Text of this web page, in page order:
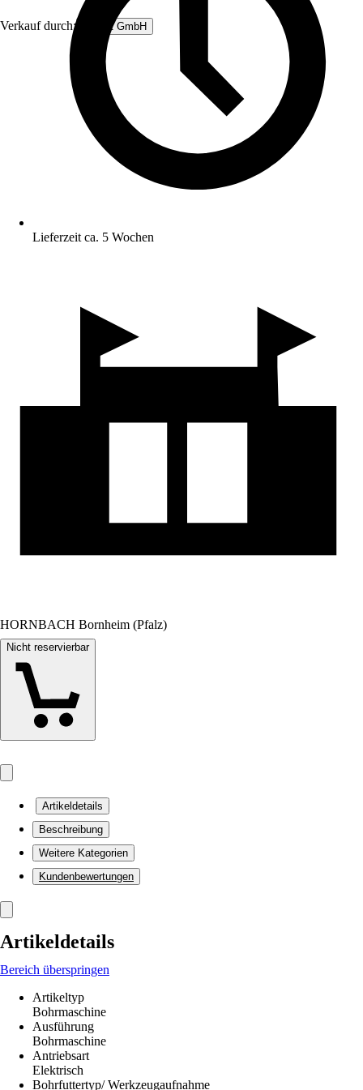
Verkauf durch: Rubart GmbH
Lieferzeit ca. 5 Wochen
HORNBACH Bornheim (Pfalz)
Nicht reservierbar
Artikeldetails
Beschreibung
Weitere Kategorien
Kundenbewertungen
Artikeldetails
Bereich überspringen
Artikeltyp
Bohrmaschine
Ausführung
Bohrmaschine
Antriebsart
Elektrisch
Bohrfuttertyp/ Werkzeugaufnahme